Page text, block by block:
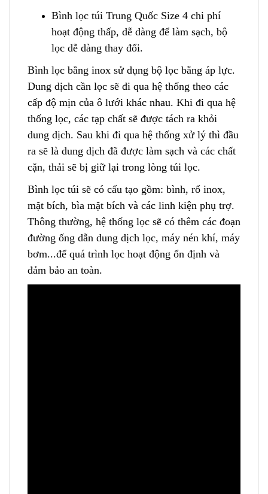
Bình lọc túi Trung Quốc Size 4 chi phí
hoạt động thấp, dễ dàng để làm sạch, bộ
lọc dễ dàng thay đổi.
Bình lọc bằng inox sử dụng bộ lọc bằng áp lực.
Dung dịch cần lọc sẽ đi qua hệ thống theo các
cấp độ mịn của ô lưới khác nhau. Khi đi qua hệ
thống lọc, các tạp chất sẽ được tách ra khỏi
dung dịch. Sau khi đi qua hệ thống xử lý thì đầu
ra sẽ là dung dịch đã được làm sạch và các chất
cặn, thải sẽ bị giữ lại trong lòng túi lọc.
Bình lọc túi sẽ có cấu tạo gồm: bình, rổ inox,
mặt bích, bìa mặt bích và các linh kiện phụ trợ.
Thông thường, hệ thống lọc sẽ có thêm các đoạn
đường ống dẫn dung dịch lọc, máy nén khí, máy
bơm...để quá trình lọc hoạt động ổn định và
đảm bảo an toàn.